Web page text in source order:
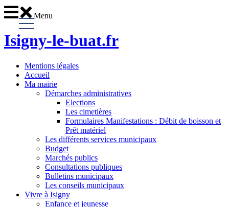
Menu
Isigny-le-buat.fr
Mentions légales
Accueil
Ma mairie
Démarches administratives
Elections
Les cimetières
Formulaires Manifestations : Débit de boisson et
Prêt matériel
Les différents services municipaux
Budget
Marchés publics
Consultations publiques
Bulletins municipaux
Les conseils municipaux
Vivre à Isigny
Enfance et jeunesse